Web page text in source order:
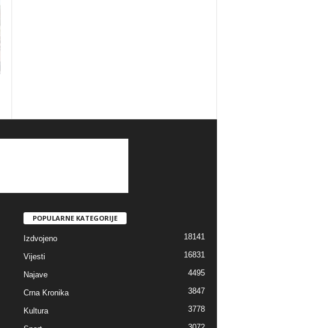
POPULARNE KATEGORIJE
Izdvojeno 18141
Vijesti 16831
Najave 4495
Crna Kronika 3847
Kultura 3778